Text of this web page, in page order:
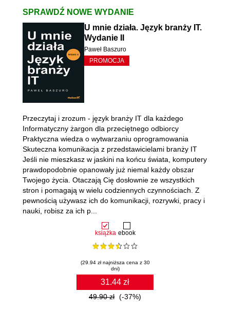
SPRAWDŹ NOWE WYDANIE
U mnie działa. Język branży IT.
Wydanie II
Paweł Baszuro
PROMOCJA
książka ebook
(29.94 zł najniższa cena z 30
dni)
31.44 zł
49.90 zł (-37%)
Przeczytaj i zrozum - język branży IT dla każdego
Informatyczny żargon dla przeciętnego odbiorcy
Praktyczna wiedza o wytwarzaniu oprogramowania
Skuteczna komunikacja z przedstawicielami branży IT
Jeśli nie mieszkasz w jaskini na końcu świata, komputery
prawdopodobnie opanowały już niemal każdy obszar
Twojego życia. Otaczają Cię dosłownie ze wszystkich
stron i pomagają w wielu codziennych czynnościach. Z
pewnością używasz ich do komunikacji, rozrywki, pracy i
nauki, robisz za ich p...